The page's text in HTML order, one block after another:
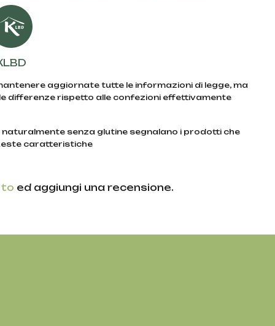
aggiornate tutte le informazioni di legge, ma
differenze rispetto alle confezioni effettivamente
senza glutine segnalano i prodotti che
caratteristiche
ed aggiungi una recensione.